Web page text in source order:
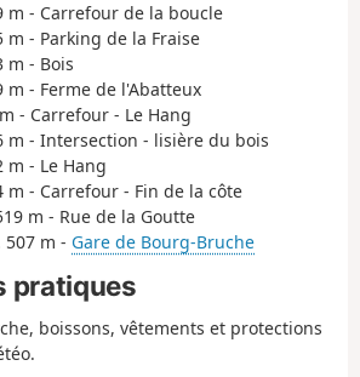
m - Carrefour de la boucle
m - Parking de la Fraise
m - Bois
m - Ferme de l'Abatteux
- Carrefour - Le Hang
m - Intersection - lisière du bois
m - Le Hang
m - Carrefour - Fin de la côte
m - Rue de la Goutte
507 m - Gare de Bourg-Bruche
pratiques
boissons, vêtements et protections